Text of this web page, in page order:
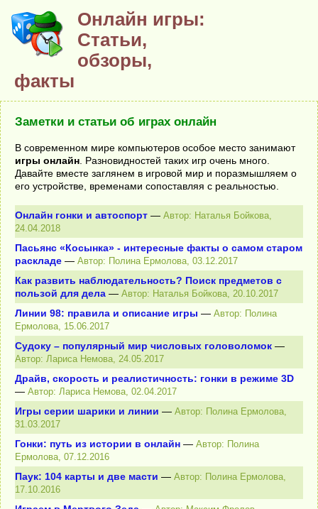
Онлайн игры:
Статьи,
обзоры,
факты
Заметки и статьи об играх онлайн
В современном мире компьютеров особое место занимают
игры онлайн . Разновидностей таких игр очень много.
Давайте вместе заглянем в игровой мир и поразмышляем о
его устройстве, временами сопоставляя с реальностью.
Онлайн гонки и автоспорт — Автор: Наталья Бойкова,
24.04.2018
Пасьянс «Косынка» - интересные факты о самом старом
раскладе — Автор: Полина Ермолова, 03.12.2017
Как развить наблюдательность? Поиск предметов с
пользой для дела — Автор: Наталья Бойкова, 20.10.2017
Линии 98: правила и описание игры — Автор: Полина
Ермолова, 15.06.2017
Судоку – популярный мир числовых головоломок —
Автор: Лариса Немова, 24.05.2017
Драйв, скорость и реалистичность: гонки в режиме 3D
— Автор: Лариса Немова, 02.04.2017
Игры серии шарики и линии — Автор: Полина Ермолова,
31.03.2017
Гонки: путь из истории в онлайн — Автор: Полина
Ермолова, 07.12.2016
Паук: 104 карты и две масти — Автор: Полина Ермолова,
17.10.2016